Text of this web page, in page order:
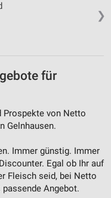
❯
für
Prospekte von Netto
Gelnhausen.
Immer günstig. Immer
Egal ob Ihr auf
Fleisch seid, bei Netto
Angebot.